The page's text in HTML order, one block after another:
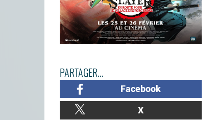
PARTAGER...
Facebook
X